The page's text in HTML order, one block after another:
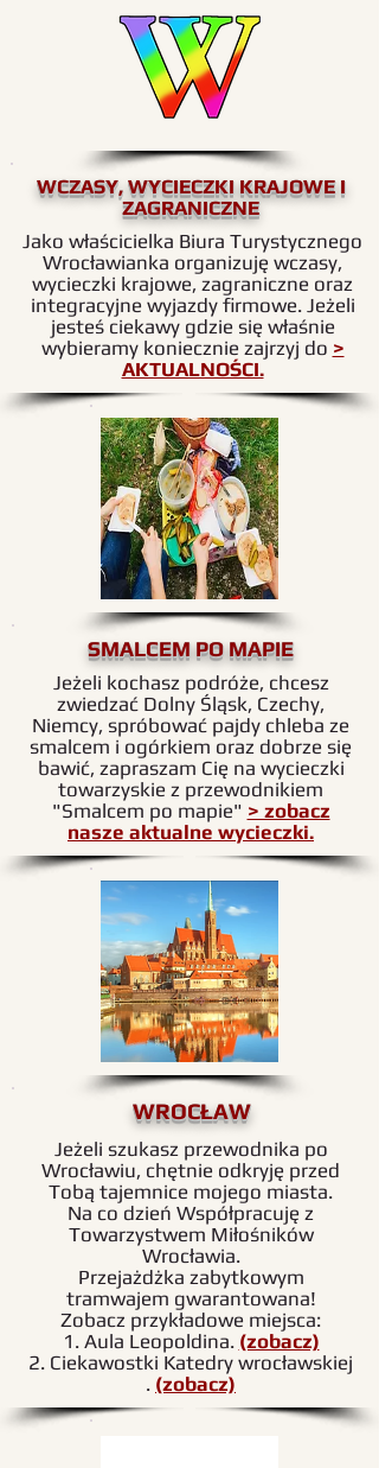
WCZASY, WYCIECZKI KRAJOWE I
ZAGRANICZNE
Jako właścicielka Biura Turystycznego
Wrocławianka organizuję wczasy,
wycieczki krajowe, zagraniczne oraz
integracyjne wyjazdy firmowe. Jeżeli
jesteś ciekawy gdzie się właśnie
wybieramy koniecznie zajrzyj do >
AKTUALNOŚCI.
SMALCEM PO MAPIE
Jeżeli kochasz podróże, chcesz
zwiedzać Dolny Śląsk, Czechy,
Niemcy, spróbować pajdy chleba ze
smalcem i ogórkiem oraz dobrze się
bawić, zapraszam Cię na wycieczki
towarzyskie z przewodnikiem
"Smalcem po mapie" > zobacz
nasze aktualne wycieczki.
Jeżeli szukasz przewodnika po
Wrocławiu, chętnie odkryję przed
Tobą tajemnice mojego miasta.
Na co dzień Współpracuję z
Towarzystwem Miłośników
Wrocławia.
Przejażdżka zabytkowym
tramwajem gwarantowana!
Zobacz przykładowe miejsca:
1. Aula Leopoldina. (zobacz)
2. Ciekawostki Katedry wrocławskiej
. (zobacz)
WROCŁAW